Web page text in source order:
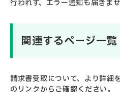
行われず、エラー通知も届きませ
関連するページ一覧
請求書受取について、より詳細
のリンクからご確認ください。